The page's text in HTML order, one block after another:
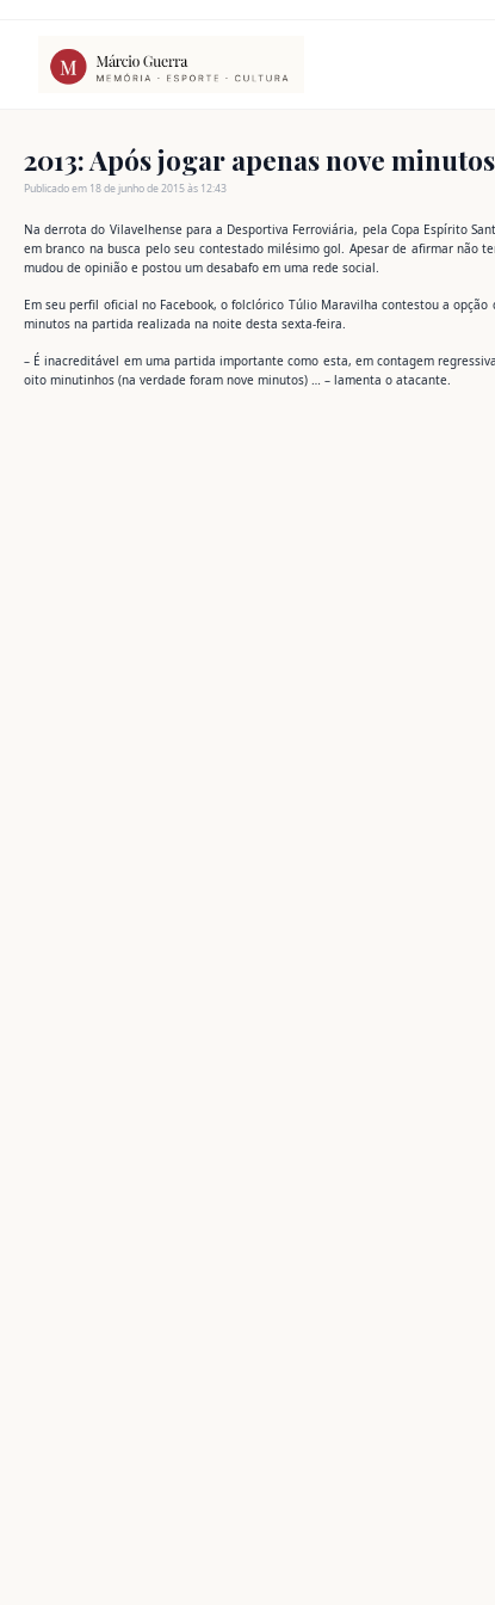
conteúdo
2013: Após jogar apenas nove
Publicado em 18 de junho de 2015 às 12:43
Na derrota do Vilavelhense para a Desportiva Ferroviária, pela Copa Espírito
em branco na busca pelo seu contestado milésimo gol. Apesar de afirmar não
mudou de opinião e postou um desabafo em uma rede social.
Em seu perfil oficial no Facebook, o folclórico Túlio Maravilha contestou a
minutos na partida realizada na noite desta sexta-feira.
– É inacreditável em uma partida importante como esta, em contagem
oito minutinhos (na verdade foram nove minutos) … – lamenta o atacante.